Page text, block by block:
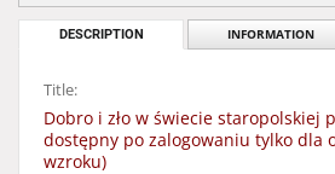
DESCRIPTION INFORMATION
Title:
Dobro i zło w świecie staropolskiej
dostępny po zalogowaniu tylko dla
wzroku)